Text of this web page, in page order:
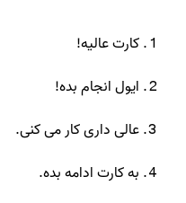
کارت عالیه!
ایول انجام بده!
عالی داری کار می کنی.
به کارت ادامه بده.